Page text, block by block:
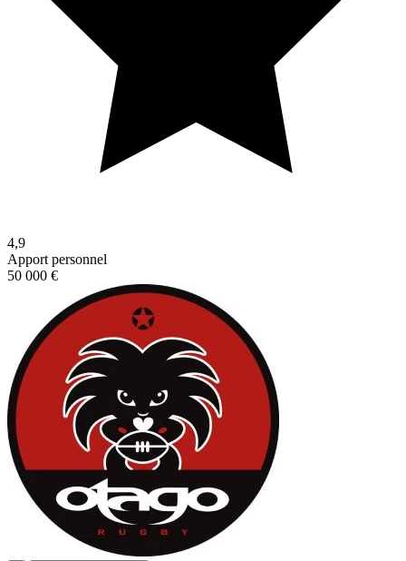
4,9
Apport personnel
50 000 €